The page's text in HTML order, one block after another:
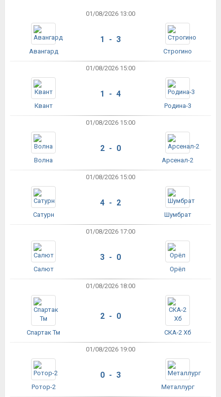
01/08/2026 13:00
Авангард
1 - 3
Строгино
01/08/2026 15:00
Квант
1 - 4
Родина-3
01/08/2026 15:00
Волна
2 - 0
Арсенал-2
01/08/2026 15:00
Сатурн
4 - 2
Шумбрат
01/08/2026 17:00
Салют
3 - 0
Орёл
01/08/2026 18:00
Спартак Тм
2 - 0
СКА-2 Хб
01/08/2026 19:00
Ротор-2
0 - 3
Металлург